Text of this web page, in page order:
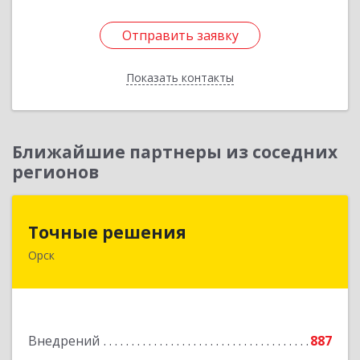
Отправить заявку
Показать контакты
Отправить заявку
Назад
Ближайшие партнеры из соседних
регионов
Точные решения
Орск
Внедрений
887
Подробнее